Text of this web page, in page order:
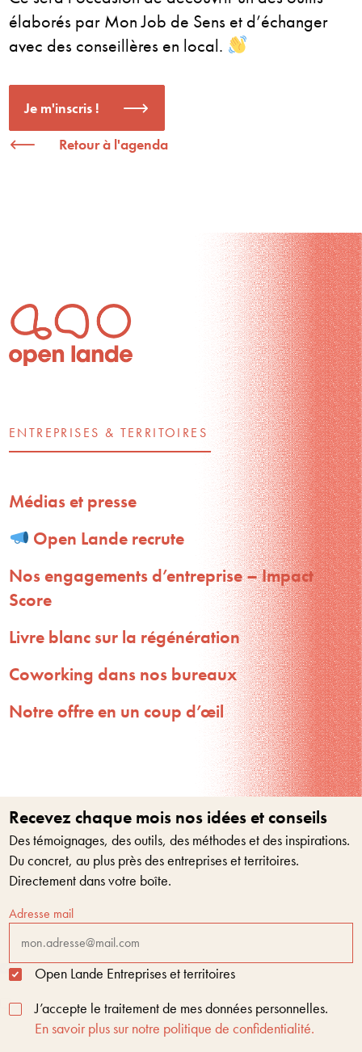
élaborés par Mon Job de Sens et d’échanger
avec des conseillères en local.
Je m'inscris !
Retour à l'agenda
ENTREPRISES & TERRITOIRES
Médias et presse
Open Lande recrute
Nos engagements d’entreprise – Impact
Score
Livre blanc sur la régénération
Coworking dans nos bureaux
Notre offre en un coup d’œil
Recevez chaque mois nos idées et conseils
Des témoignages, des outils, des méthodes et des inspirations.
Du concret, au plus près des entreprises et territoires.
Directement dans votre boîte.
Adresse mail
Open Lande Entreprises et territoires
J’accepte le traitement de mes données personnelles.
En savoir plus sur notre politique de confidentialité.